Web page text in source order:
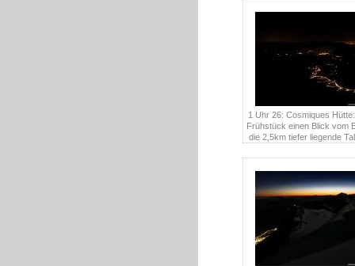
1 Uhr 26: Cosmiques
Frühstück einen Blick vom
die 2,5km tiefer liegende